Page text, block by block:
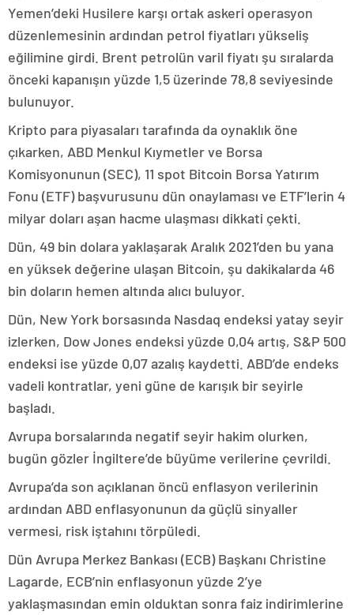
Yemen’deki Husilere karşı ortak askeri operasyon
düzenlemesinin ardından petrol fiyatları yükseliş
eğilimine girdi. Brent petrolün varil fiyatı şu sıralarda
önceki kapanışın yüzde 1,5 üzerinde 78,8 seviyesinde
bulunuyor.
Kripto para piyasaları tarafında da oynaklık öne
çıkarken, ABD Menkul Kıymetler ve Borsa
Komisyonunun (SEC), 11 spot Bitcoin Borsa Yatırım
Fonu (ETF) başvurusunu dün onaylaması ve ETF’lerin 4
milyar doları aşan hacme ulaşması dikkati çekti.
Dün, 49 bin dolara yaklaşarak Aralık 2021’den bu yana
en yüksek değerine ulaşan Bitcoin, şu dakikalarda 46
bin doların hemen altında alıcı buluyor.
Dün, New York borsasında Nasdaq endeksi yatay seyir
izlerken, Dow Jones endeksi yüzde 0,04 artış, S&P 500
endeksi ise yüzde 0,07 azalış kaydetti. ABD’de endeks
vadeli kontratlar, yeni güne de karışık bir seyirle
başladı.
Avrupa borsalarında negatif seyir hakim olurken,
bugün gözler İngiltere’de büyüme verilerine çevrildi.
Avrupa’da son açıklanan öncü enflasyon verilerinin
ardından ABD enflasyonunun da güçlü sinyaller
vermesi, risk iştahını törpüledi.
Dün Avrupa Merkez Bankası (ECB) Başkanı Christine
Lagarde, ECB’nin enflasyonun yüzde 2’ye
yaklaşmasından emin olduktan sonra faiz indirimlerine